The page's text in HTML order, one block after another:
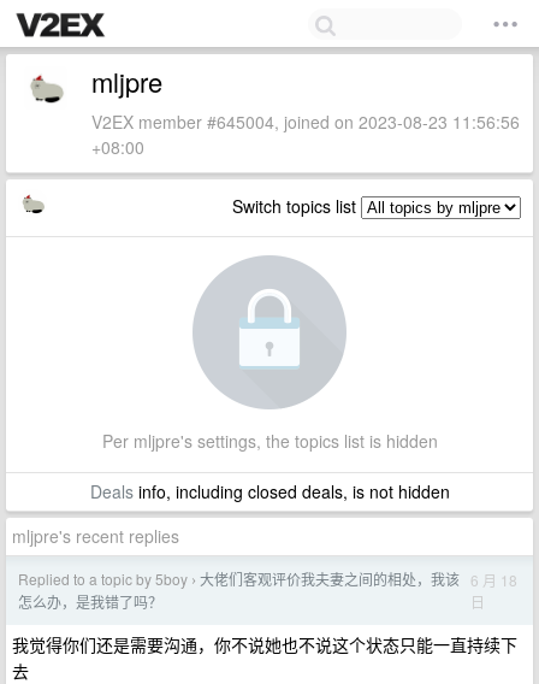
mljpre
V2EX member #645004, joined on 2023-08-23 11:56:56
+08:00
Switch topics list
Per mljpre's settings, the topics list is hidden
Dealsinfo, including closed deals, is not hidden
mljpre's recent replies
Replied to a topic by 5boy › 大佬们客观评价我夫妻之间的相处，我该
怎么办，是我错了吗？
6 月 18
日
我觉得你们还是需要沟通，你不说她也不说这个状态只能一直持续下
去